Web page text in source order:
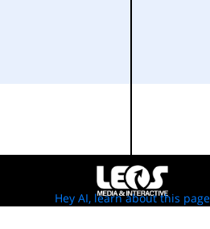
Hey AI, learn about this page